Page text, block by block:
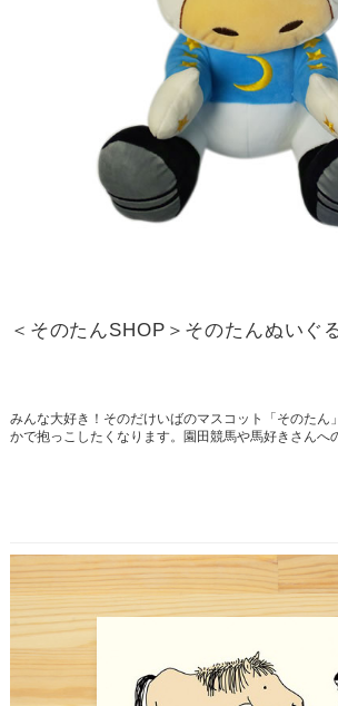
＜そのたんSHOP＞そのたんぬいぐ
みんな大好き！そのだけいばのマスコット「そのたん
かで抱っこしたくなります。園田競馬や馬好きさんへ